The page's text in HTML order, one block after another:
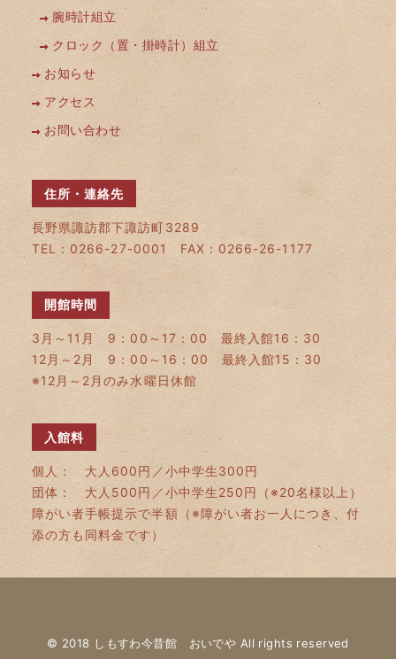
腕時計組立
クロック（置・掛時計）組立
お知らせ
アクセス
お問い合わせ
住所・連絡先
長野県諏訪郡下諏訪町3289
TEL：0266-27-0001 FAX：0266-26-1177
開館時間
3月～11月 9：00～17：00 最終入館16：30
12月～2月 9：00～16：00 最終入館15：30
※12月～2月のみ水曜日休館
入館料
個人： 大人600円／小中学生300円
団体： 大人500円／小中学生250円（※20名様以上）
障がい者手帳提示で半額（※障がい者お一人につき、付
添の方も同料金です）
© 2018 しもすわ今昔館 おいでや All rights reserved